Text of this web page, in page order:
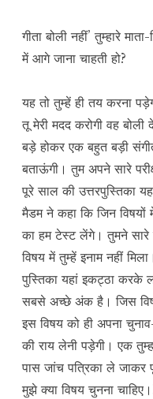
गीता बोली नहीं’ तुम्हारे
में आगे जाना चाहती हो?
यह तो तुम्हें ही तय करना
तू मेरी मदद करोगी वह
बड़े होकर एक बहुत बड़ी
बताऊंगी। तुम अपने सारे
पूरे साल की उत्तरपुस्तिका
मैडम ने कहा कि जिन विषयों
का हम टेस्ट लेंगे। तुमने सारे
विषय में तुम्हें इनाम नहीं
पुस्तिका यहां इकट्ठा करके
सबसे अच्छे अंक है। जिस
इस विषय को ही अपना
की राय लेनी पड़ेगी। एक
पास जांच पत्रिका ले जाकर
मुझे क्या विषय चुनना